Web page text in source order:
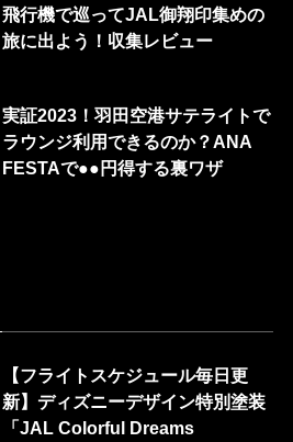
飛行機で巡ってJAL御翔印集めの
旅に出よう！収集レビュー
実証2023！羽田空港サテライトで
ラウンジ利用できるのか？ANA
FESTAで●●円得する裏ワザ
【フライトスケジュール毎日更
新】ディズニーデザイン特別塗装
「JAL Colorful Dreams